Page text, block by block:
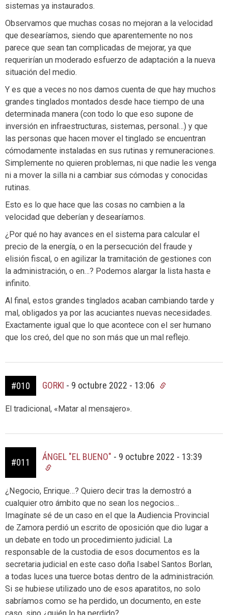
sistemas ya instaurados.
Observamos que muchas cosas no mejoran a la velocidad
que desearíamos, siendo que aparentemente no nos
parece que sean tan complicadas de mejorar, ya que
requerirían un moderado esfuerzo de adaptación a la nueva
situación del medio.
Y es que a veces no nos damos cuenta de que hay muchos
grandes tinglados montados desde hace tiempo de una
determinada manera (con todo lo que eso supone de
inversión en infraestructuras, sistemas, personal…) y que
las personas que hacen mover el tinglado se encuentran
cómodamente instaladas en sus rutinas y remuneraciones.
Simplemente no quieren problemas, ni que nadie les venga
ni a mover la silla ni a cambiar sus cómodas y conocidas
rutinas.
Esto es lo que hace que las cosas no cambien a la
velocidad que deberían y desearíamos.
¿Por qué no hay avances en el sistema para calcular el
precio de la energía, o en la persecución del fraude y
elisión fiscal, o en agilizar la tramitación de gestiones con
la administración, o en…? Podemos alargar la lista hasta e
infinito.
Al final, estos grandes tinglados acaban cambiando tarde y
mal, obligados ya por las acuciantes nuevas necesidades.
Exactamente igual que lo que acontece con el ser humano
que los creó, del que no son más que un mal reflejo.
#010 GORKI - 9 octubre 2022 - 13:06
El tradicional, «Matar al mensajero».
#011
ÁNGEL "EL BUENO" - 9 octubre 2022 - 13:39
¿Negocio, Enrique…? Quiero decir tras la demostró a
cualquier otro ámbito que no sean los negocios…
Imagínate sé de un caso en el que la Audiencia Provincial
de Zamora perdió un escrito de oposición que dio lugar a
un debate en todo un procedimiento judicial. La
responsable de la custodia de esos documentos es la
secretaria judicial en este caso doña Isabel Santos Borlan,
a todas luces una tuerce botas dentro de la administración.
Si se hubiese utilizado uno de esos aparatitos, no solo
sabríamos como se ha perdido, un documento, en este
caso, sino ¿quién lo ha perdido?